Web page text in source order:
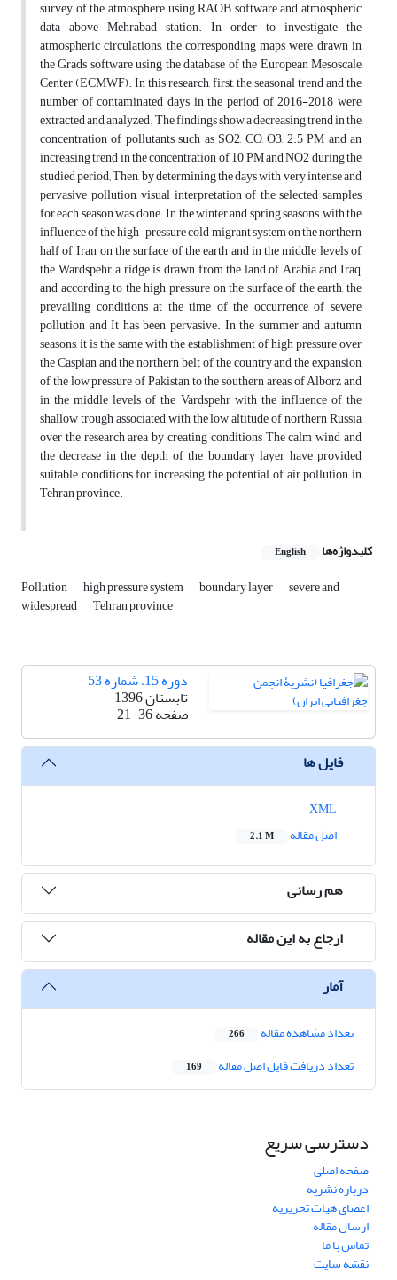
survey of the atmosphere using RAOB software and atmospheric
data above Mehrabad station. In order to investigate the
atmospheric circulations, the corresponding maps were drawn in
the Grads software using the database of the European Mesoscale
Center (ECMWF). In this research, first, the seasonal trend and the
number of contaminated days in the period of 2016-2018 were
extracted and analyzed. The findings show a decreasing trend in the
concentration of pollutants such as SO2, CO, O3, 2.5 PM and an
increasing trend in the concentration of 10 PM and NO2 during the
studied period; Then, by determining the days with very intense and
pervasive pollution, visual interpretation of the selected samples
for each season was done. In the winter and spring seasons, with the
influence of the high-pressure cold migrant system on the northern
half of Iran, on the surface of the earth and in the middle levels of
the Wardspehr, a ridge is drawn from the land of Arabia and Iraq,
and according to the high pressure on the surface of the earth, the
prevailing conditions at the time of the occurrence of severe
pollution and It has been pervasive. In the summer and autumn
seasons, it is the same with the establishment of high pressure over
the Caspian and the northern belt of the country and the expansion
of the low pressure of Pakistan to the southern areas of Alborz and
in the middle levels of the Vardspehr with the influence of the
shallow trough associated with the low altitude of northern Russia
over the research area by creating conditions The calm wind and
the decrease in the depth of the boundary layer have provided
suitable conditions for increasing the potential of air pollution in
Tehran province.
کلیدواژه‌ها English
Pollution high pressure system boundary layer severe and
widespread Tehran province
دوره 15، شماره 53
تابستان 1396
صفحه21-36
فایل ها
اصل مقاله
2.1 M
هم رسانی
ارجاع به این مقاله
آمار
تعداد مشاهده مقاله 266
تعداد دریافت فایل اصل مقاله 169
دسترسی سریع
صفحه اصلی
درباره نشریه
اعضای هیات تحریریه
ارسال مقاله
تماس با ما
نقشه سایت